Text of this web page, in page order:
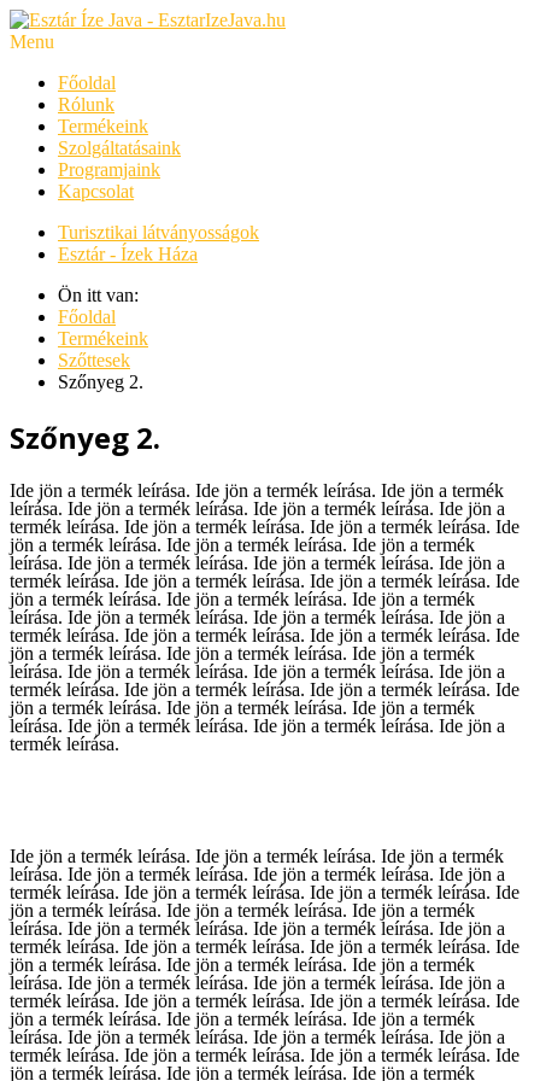
Menu
Főoldal
Rólunk
Termékeink
Szolgáltatásaink
Programjaink
Kapcsolat
Turisztikai látványosságok
Esztár - Ízek Háza
Ön itt van:
Főoldal
Termékeink
Szőttesek
Szőnyeg 2.
Szőnyeg 2.
Ide jön a termék leírása. Ide jön a termék leírása. Ide jön a termék
leírása. Ide jön a termék leírása. Ide jön a termék leírása. Ide jön a
termék leírása. Ide jön a termék leírása. Ide jön a termék leírása. Ide
jön a termék leírása. Ide jön a termék leírása. Ide jön a termék
leírása. Ide jön a termék leírása. Ide jön a termék leírása. Ide jön a
termék leírása. Ide jön a termék leírása. Ide jön a termék leírása. Ide
jön a termék leírása. Ide jön a termék leírása. Ide jön a termék
leírása. Ide jön a termék leírása. Ide jön a termék leírása. Ide jön a
termék leírása. Ide jön a termék leírása. Ide jön a termék leírása. Ide
jön a termék leírása. Ide jön a termék leírása. Ide jön a termék
leírása. Ide jön a termék leírása. Ide jön a termék leírása. Ide jön a
termék leírása. Ide jön a termék leírása. Ide jön a termék leírása. Ide
jön a termék leírása. Ide jön a termék leírása. Ide jön a termék
leírása. Ide jön a termék leírása. Ide jön a termék leírása. Ide jön a
termék leírása.
Ide jön a termék leírása. Ide jön a termék leírása. Ide jön a termék
leírása. Ide jön a termék leírása. Ide jön a termék leírása. Ide jön a
termék leírása. Ide jön a termék leírása. Ide jön a termék leírása. Ide
jön a termék leírása. Ide jön a termék leírása. Ide jön a termék
leírása. Ide jön a termék leírása. Ide jön a termék leírása. Ide jön a
termék leírása. Ide jön a termék leírása. Ide jön a termék leírása. Ide
jön a termék leírása. Ide jön a termék leírása. Ide jön a termék
leírása. Ide jön a termék leírása. Ide jön a termék leírása. Ide jön a
termék leírása. Ide jön a termék leírása. Ide jön a termék leírása. Ide
jön a termék leírása. Ide jön a termék leírása. Ide jön a termék
leírása. Ide jön a termék leírása. Ide jön a termék leírása. Ide jön a
termék leírása. Ide jön a termék leírása. Ide jön a termék leírása. Ide
jön a termék leírása. Ide jön a termék leírása. Ide jön a termék